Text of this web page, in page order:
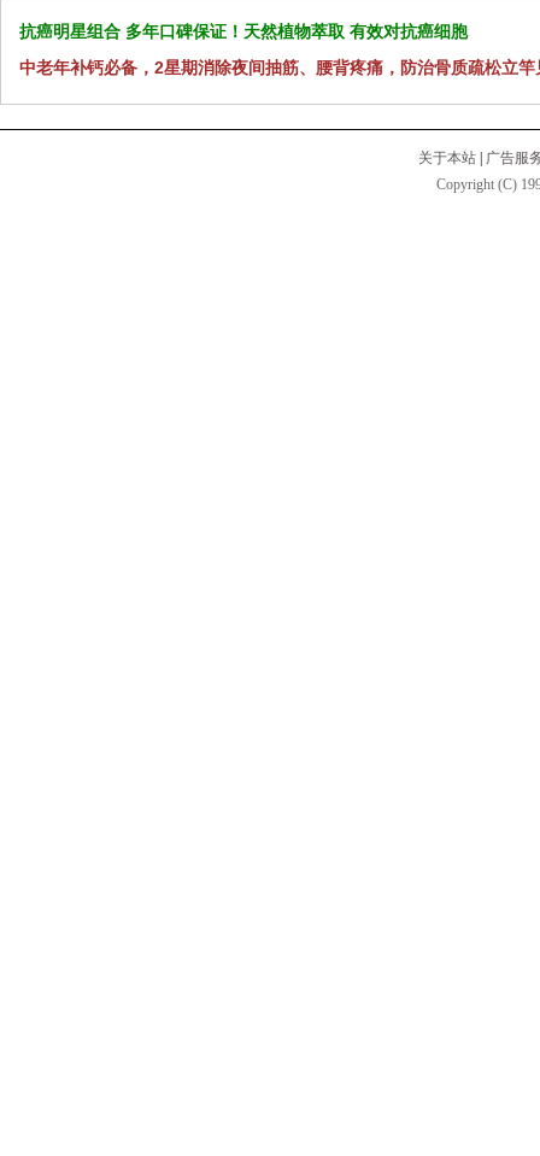
抗癌明星组合 多年口碑保证！天然植物萃取 有效对抗癌细胞
中老年补钙必备，2星期消除夜间抽筋、腰背疼痛，防治骨质疏松立竿
关于本站
广告服
Copyright (C)